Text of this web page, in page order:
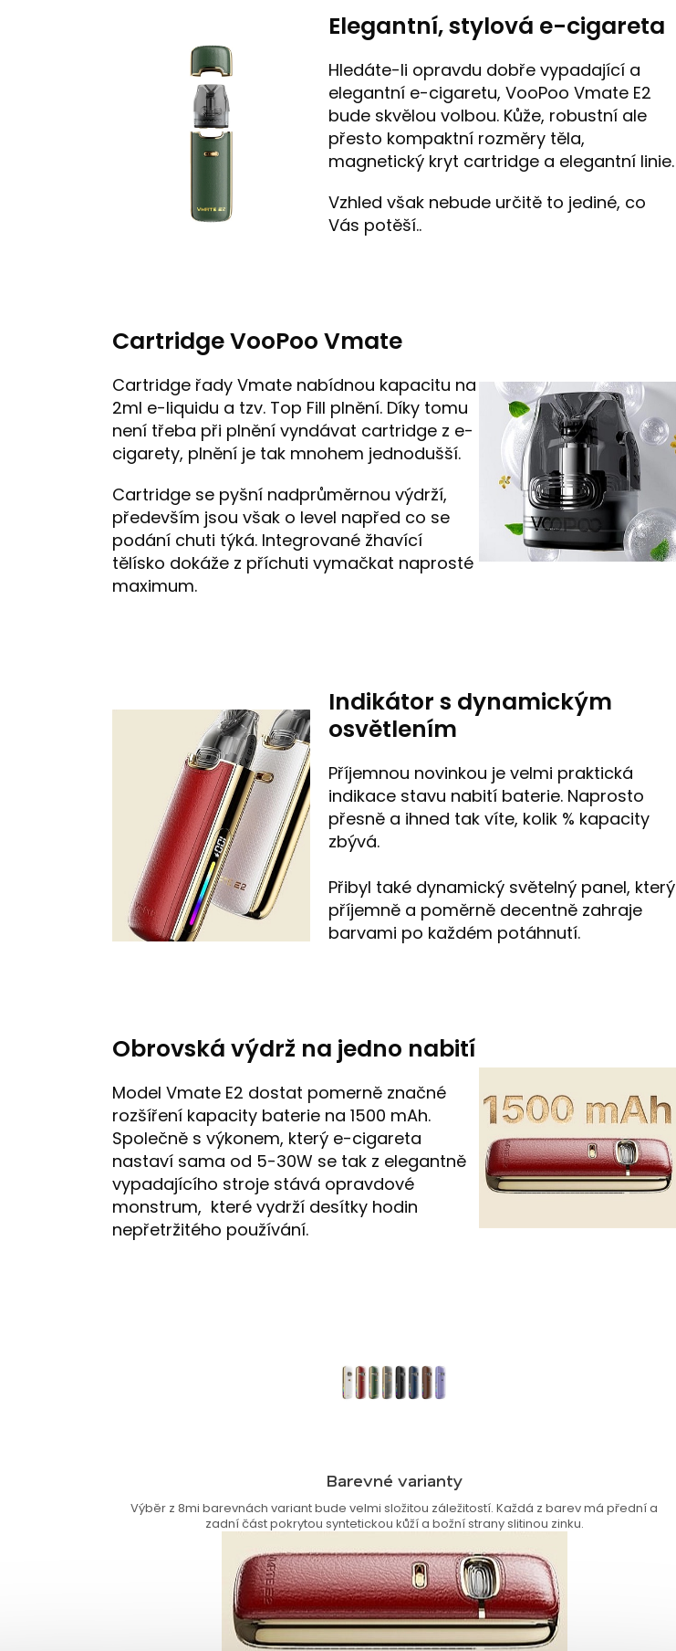
Elegantní, stylová e-cigareta
Hledáte-li opravdu dobře vypadající a
elegantní e-cigaretu, VooPoo Vmate E2
bude skvělou volbou. Kůže, robustní ale
přesto kompaktní rozměry těla,
magnetický kryt cartridge a elegantní linie.
Vzhled však nebude určitě to jediné, co
Vás potěší..
Cartridge VooPoo Vmate
Cartridge řady Vmate nabídnou kapacitu na
2ml e-liquidu a tzv. Top Fill plnění. Díky tomu
není třeba při plnění vyndávat cartridge z e-
cigarety, plnění je tak mnohem jednodušší.
Cartridge se pyšní nadprůměrnou výdrží,
především jsou však o level napřed co se
podání chuti týká. Integrované žhavící
tělísko dokáže z příchuti vymačkat naprosté
maximum.
Indikátor s dynamickým
osvětlením
Příjemnou novinkou je velmi praktická
indikace stavu nabití baterie. Naprosto
přesně a ihned tak víte, kolik % kapacity
zbývá.
Přibyl také dynamický světelný panel, který
příjemně a poměrně decentně zahraje
barvami po každém potáhnutí.
Obrovská výdrž na jedno nabití
Model Vmate E2 dostat pomerně značné
rozšíření kapacity baterie na 1500 mAh.
Společně s výkonem, který e-cigareta
nastaví sama od 5-30W se tak z elegantně
vypadajícího stroje stává opravdové
monstrum, které vydrží desítky hodin
nepřetržitého používání.
Barevné varianty
Výběr z 8mi barevnách variant bude velmi složitou záležitostí. Každá z barev má přední a
zadní část pokrytou syntetickou kůží a božní strany slitinou zinku.